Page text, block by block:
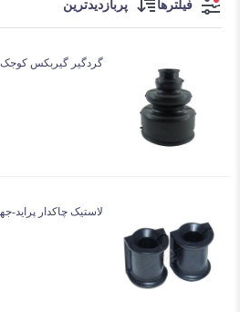
فیلترها پربازدیدترین
گردگیر گیربکس کوجک 405-AKS
لاستیک چاکدار پراید-